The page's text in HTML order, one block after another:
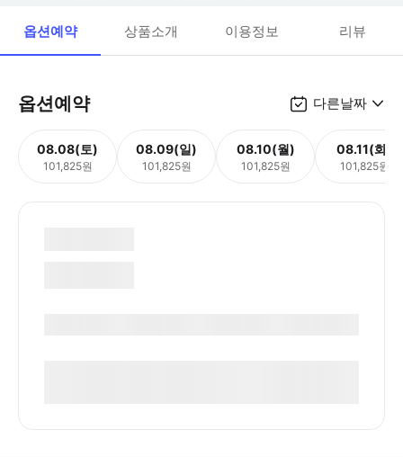
옵션예약 상품소개 이용정보 리뷰
옵션예약 다른날짜
08.08(토)
101,825원
08.09(일)
101,825원
08.10(월)
101,825원
08.11(화)
101,825원